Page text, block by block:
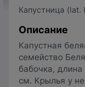
Капустница (lat.
Описание
Капустная
семейство
бабочка, длина
см. Крылья у